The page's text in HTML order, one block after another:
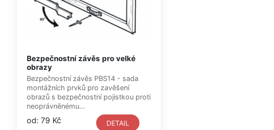
Bezpečnostní závěs pro velké
obrazy
Bezpečnostní závěs PBS14 - sada
montážních prvků pro zavěšení
obrazů s bezpečnostní pojistkou proti
neoprávněnému...
od: 79 Kč DETAIL